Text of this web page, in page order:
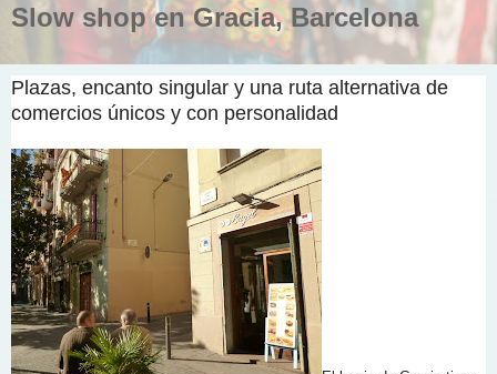
Slow shop en Gracia, Barcelona
Plazas, encanto singular y una ruta alternativa de
comercios únicos y con personalidad